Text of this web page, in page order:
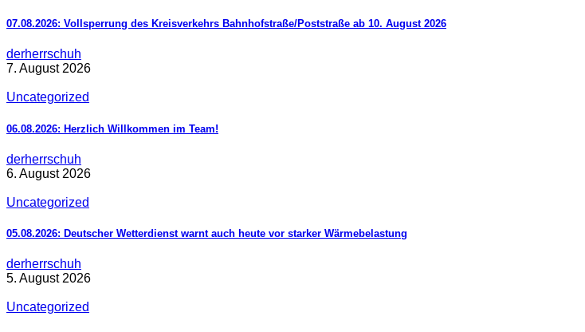
07.08.2026: Vollsperrung des Kreisverkehrs Bahnhofstraße/Poststraße ab 10. August 2026
derherrschuh
7. August 2026
Uncategorized
06.08.2026: Herzlich Willkommen im Team!
derherrschuh
6. August 2026
Uncategorized
05.08.2026: Deutscher Wetterdienst warnt auch heute vor starker Wärmebelastung
derherrschuh
5. August 2026
Uncategorized